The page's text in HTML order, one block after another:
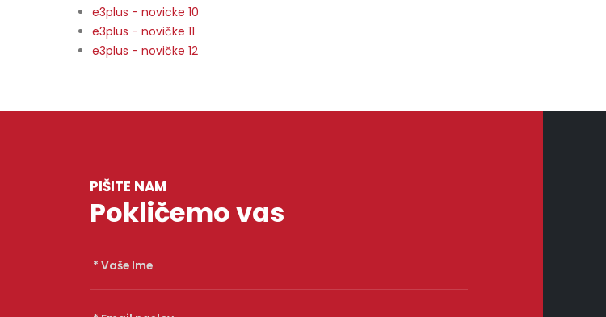
e3plus - novicke 10
e3plus - novičke 11
e3plus - novičke 12
PIŠITE NAM
Pokličemo vas